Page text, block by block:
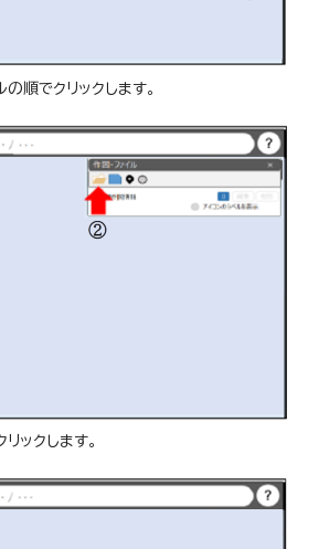
順でクリックします。
ックします。